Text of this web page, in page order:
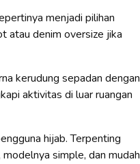
menjadi pilihan
atau denim oversize jika
kerudung sepadan dengan
aktivitas di luar ruangan
hijab. Terpenting
simple, dan mudah